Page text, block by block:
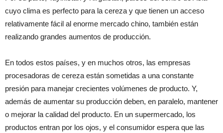
cuyo clima es perfecto para la cereza y que tienen un acceso
relativamente fácil al enorme mercado chino, también están
realizando grandes aumentos de producción.
En todos estos países, y en muchos otros, las empresas
procesadoras de cereza están sometidas a una constante
presión para manejar crecientes volúmenes de producto. Y,
además de aumentar su producción deben, en paralelo, mantener
o mejorar la calidad del producto. En un supermercado, los
productos entran por los ojos, y el consumidor espera que las